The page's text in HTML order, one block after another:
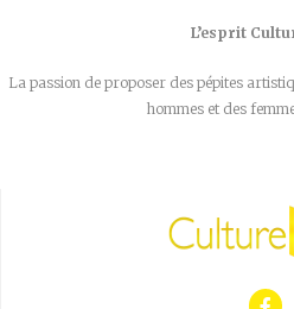
L’esprit
La passion de proposer des pépites
hommes et des